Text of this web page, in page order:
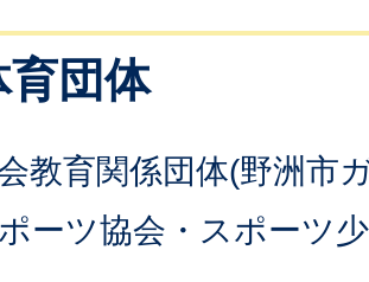
団体
教育関係団体(野洲市
ーツ協会・スポーツ